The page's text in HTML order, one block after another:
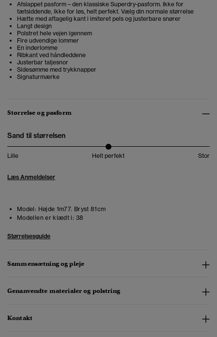
Afslappet pasform – den klassiske Superdry-pasform. Ikke for
tætsiddende, ikke for løs, helt perfekt. Vælg din normale størrelse
Hætte med aftagelig kant i imiteret pels og justerbare snører
Langt design
Polstret hele vejen igennem
Fire udvendige lommer
En inderlomme
Ribkant ved håndleddene
Justerbar taljesnor
Sidesømme med trykknapper
Signaturmærke
Størrelse og pasform
Sand til størrelsen
Lille Helt perfekt Stor
Læs Anmeldelser
Model: Højde 1m77. Bryst 81cm
Modellen er klædt i: 38
Størrelsesguide
Sammensætning og pleje
Genanvendte materialer og polstring
Kontakt